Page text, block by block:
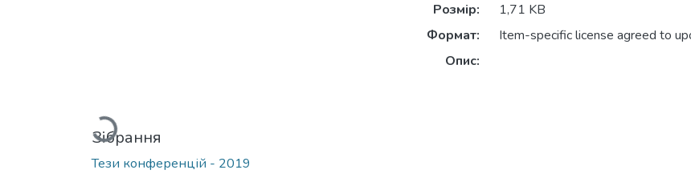
Вантажиться...
Розмір:
1,71 KB
Формат:
Item-specific license agreed to
Опис:
Зібрання
Тези конференцій - 2019